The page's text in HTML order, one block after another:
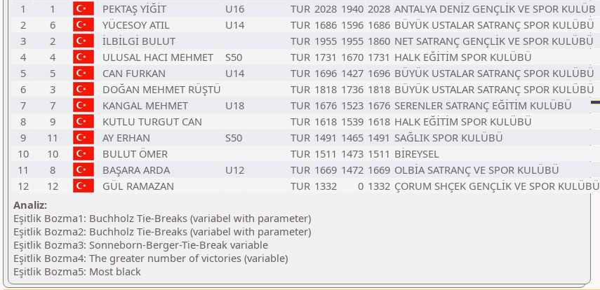
1
1 PEKTAŞ YİĞİT U16 TUR 2028 1940 2028 ANTALYA DENİZ GENÇLİK VE SPOR KULÜB
2
6 YÜCESOY ATIL U14 TUR 1686 1596 1686 BÜYÜK USTALAR SATRANÇ SPOR KULÜBÜ
3
2 İLBİLGİ BULUT TUR 1955 1955 1860 NET SATRANÇ GENÇLİK VE SPOR KULÜBÜ
4
4 ULUSAL HACI MEHMET S50 TUR 1731 1670 1731 HALK EĞİTİM SPOR KULÜBÜ
5
5 CAN FURKAN U14 TUR 1696 1427 1696 BÜYÜK USTALAR SATRANÇ SPOR KULÜBÜ
6
3 DOĞAN MEHMET RÜŞTÜ TUR 1818 1736 1818 BÜYÜK USTALAR SATRANÇ SPOR KULÜBÜ
7
7 KANGAL MEHMET U18 TUR 1676 1523 1676 SERENLER SATRANÇ EĞİTİM KULÜBÜ
8
9 KUTLU TURGUT CAN TUR 1618 1539 1618 HALK EĞİTİM SPOR KULÜBÜ
9
11 AY ERHAN S50 TUR 1491 1465 1491 SAĞLIK SPOR KULÜBÜ
10
10 BULUT ÖMER TUR 1511 1473 1511 BİREYSEL
11
8 BAŞARA ARDA U12 TUR 1669 1472 1669 OLBİA SATRANÇ VE SPOR KULÜBÜ
12
12 GÜL RAMAZAN TUR 1332 0 1332 ÇORUM SHÇEK GENÇLİK VE SPOR KULÜBÜ
Analiz:
Eşitlik Bozma1: Buchholz Tie-Breaks (variabel with parameter)
Eşitlik Bozma2: Buchholz Tie-Breaks (variabel with parameter)
Eşitlik Bozma3: Sonneborn-Berger-Tie-Break variable
Eşitlik Bozma4: The greater number of victories (variable)
Eşitlik Bozma5: Most black